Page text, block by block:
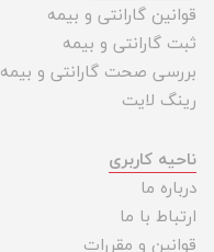
قوانین گارانتی و بیمه
ثبت گارانتی و بیمه
بررسی صحت گارانتی و بیمه
رینگ لایت
ناحیه کاربری
درباره ما
ارتباط با ما
قوانین و مقررات